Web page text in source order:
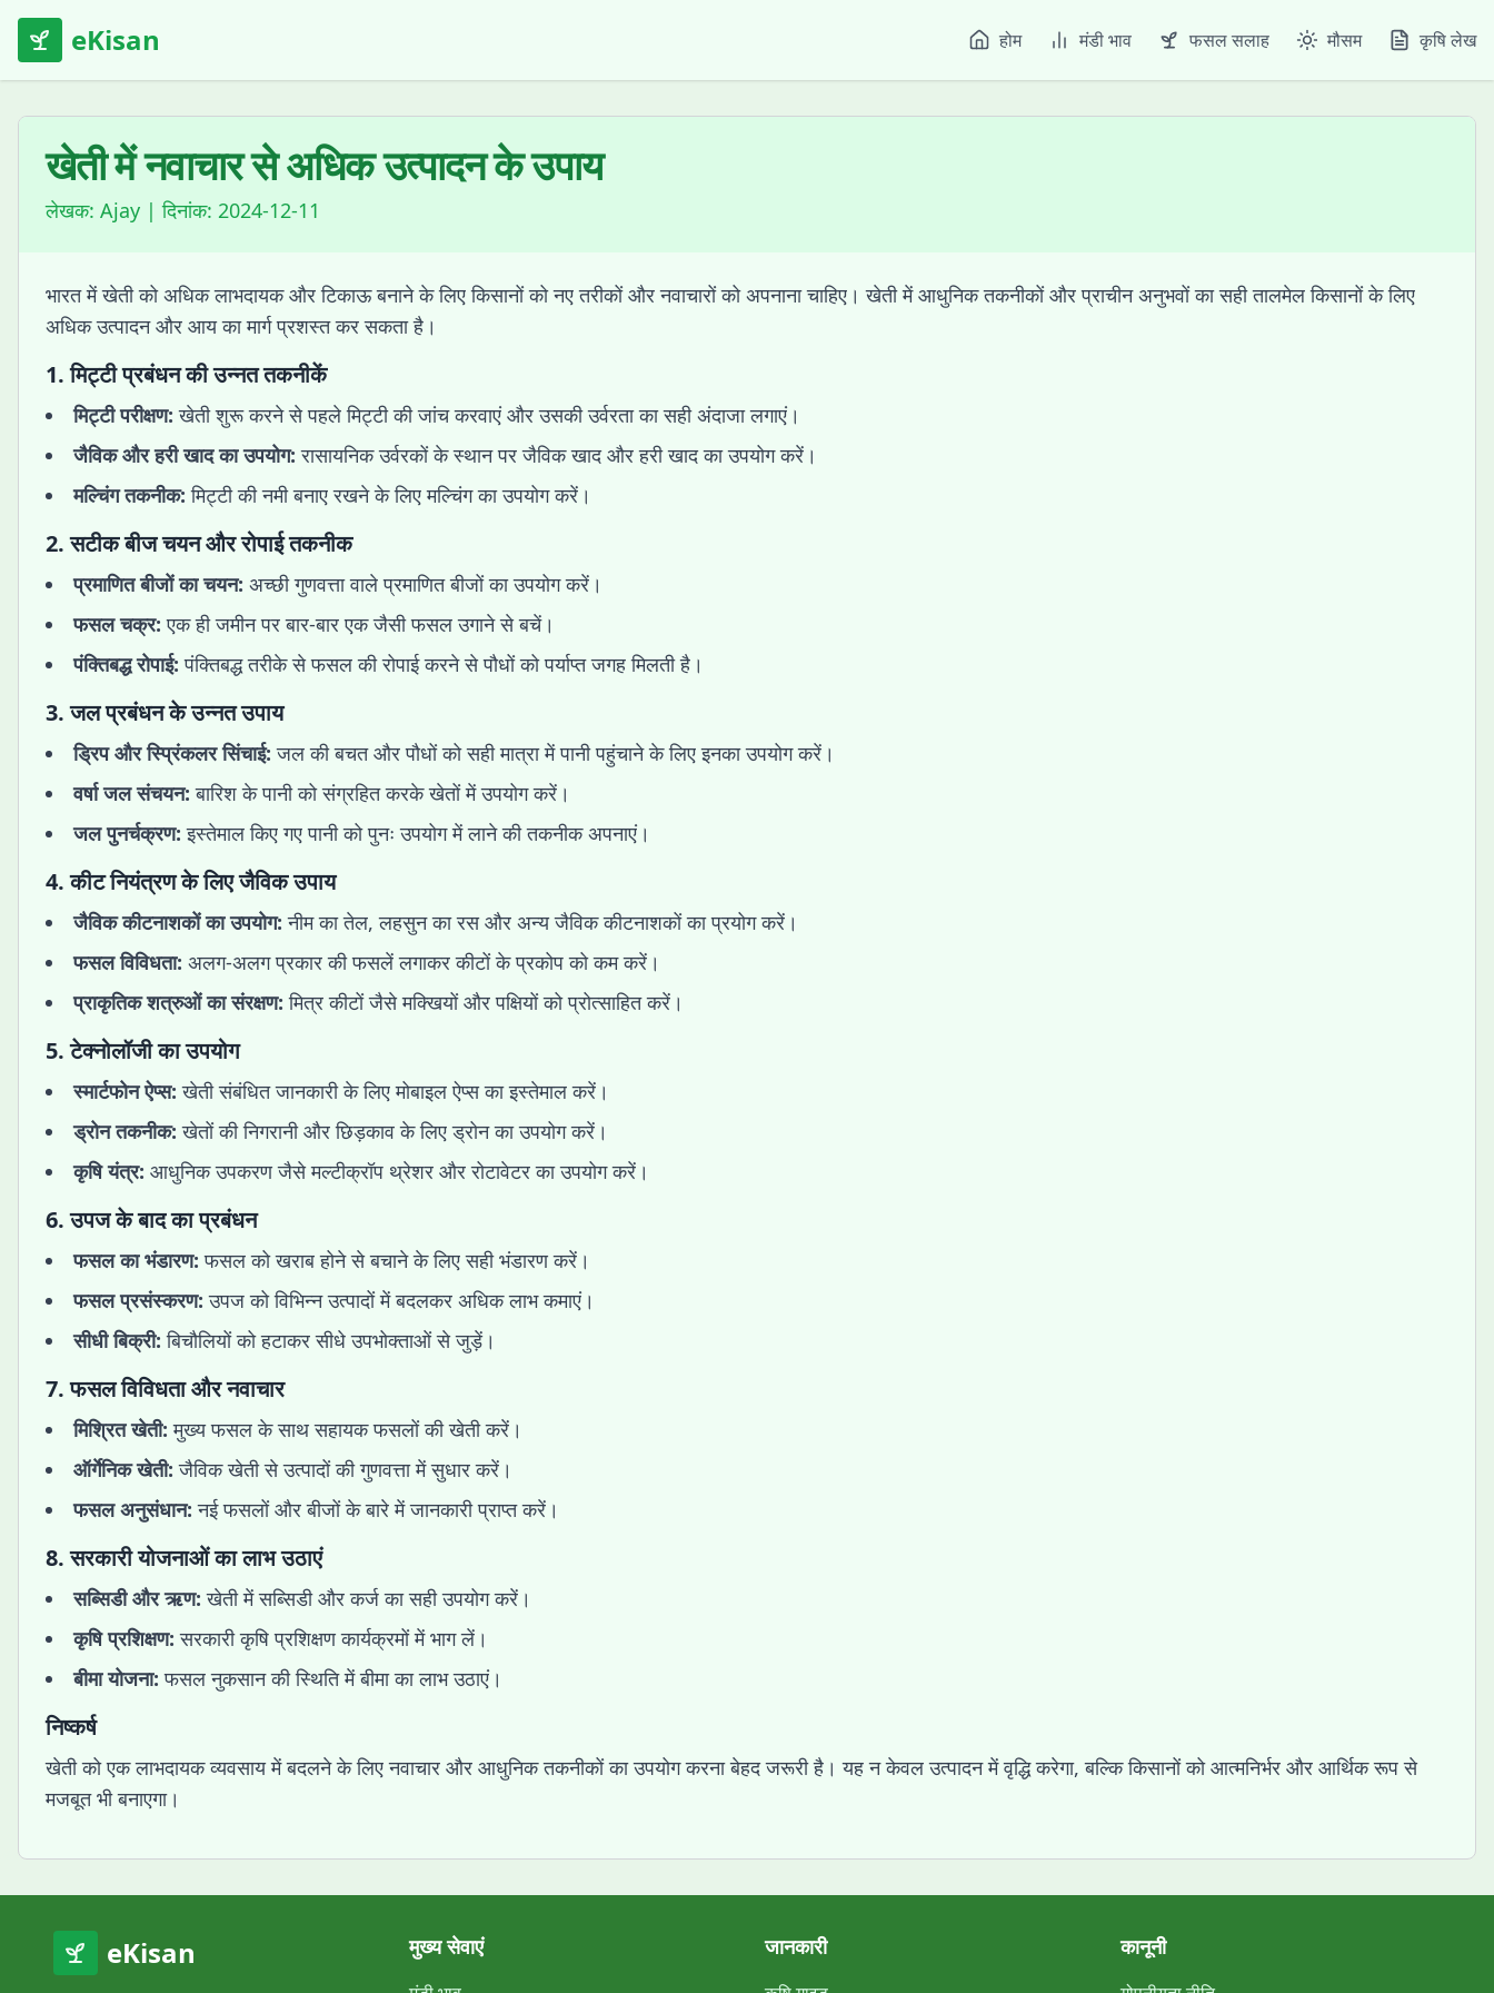
eKisan होम मंडी भाव फसल सलाह मौसम कृषि लेख
खेती में नवाचार से अधिक उत्पादन के उपाय
लेखक: Ajay | दिनांक: 2024-12-11
भारत में खेती को अधिक लाभदायक और टिकाऊ बनाने के लिए किसानों को नए तरीकों और नवाचारों को अपनाना चाहिए। खेती में आधुनिक तकनीकों और प्राचीन अनुभवों का सही तालमेल किसानों के लिए
अधिक उत्पादन और आय का मार्ग प्रशस्त कर सकता है।
1.मिट्टी प्रबंधन की उन्नत तकनीकें
मिट्टी परीक्षण: खेती शुरू करने से पहले मिट्टी की जांच करवाएं और उसकी उर्वरता का सही अंदाजा लगाएं।
जैविक और हरी खाद का उपयोग: रासायनिक उर्वरकों के स्थान पर जैविक खाद और हरी खाद का उपयोग करें।
मल्चिंग तकनीक: मिट्टी की नमी बनाए रखने के लिए मल्चिंग का उपयोग करें।
2.सटीक बीज चयन और रोपाई तकनीक
प्रमाणित बीजों का चयन: अच्छी गुणवत्ता वाले प्रमाणित बीजों का उपयोग करें।
फसल चक्र: एक ही जमीन पर बार-बार एक जैसी फसल उगाने से बचें।
पंक्तिबद्ध रोपाई: पंक्तिबद्ध तरीके से फसल की रोपाई करने से पौधों को पर्याप्त जगह मिलती है।
3.जल प्रबंधन के उन्नत उपाय
ड्रिप और स्प्रिंकलर सिंचाई: जल की बचत और पौधों को सही मात्रा में पानी पहुंचाने के लिए इनका उपयोग करें।
वर्षा जल संचयन: बारिश के पानी को संग्रहित करके खेतों में उपयोग करें।
जल पुनर्चक्रण: इस्तेमाल किए गए पानी को पुनः उपयोग में लाने की तकनीक अपनाएं।
4.कीट नियंत्रण के लिए जैविक उपाय
जैविक कीटनाशकों का उपयोग: नीम का तेल, लहसुन का रस और अन्य जैविक कीटनाशकों का प्रयोग करें।
फसल विविधता: अलग-अलग प्रकार की फसलें लगाकर कीटों के प्रकोप को कम करें।
प्राकृतिक शत्रुओं का संरक्षण: मित्र कीटों जैसे मक्खियों और पक्षियों को प्रोत्साहित करें।
5.टेक्नोलॉजी का उपयोग
स्मार्टफोन ऐप्स: खेती संबंधित जानकारी के लिए मोबाइल ऐप्स का इस्तेमाल करें।
ड्रोन तकनीक: खेतों की निगरानी और छिड़काव के लिए ड्रोन का उपयोग करें।
कृषि यंत्र: आधुनिक उपकरण जैसे मल्टीक्रॉप थ्रेशर और रोटावेटर का उपयोग करें।
6.उपज के बाद का प्रबंधन
फसल का भंडारण: फसल को खराब होने से बचाने के लिए सही भंडारण करें।
फसल प्रसंस्करण: उपज को विभिन्न उत्पादों में बदलकर अधिक लाभ कमाएं।
सीधी बिक्री: बिचौलियों को हटाकर सीधे उपभोक्ताओं से जुड़ें।
7.फसल विविधता और नवाचार
मिश्रित खेती: मुख्य फसल के साथ सहायक फसलों की खेती करें।
ऑर्गेनिक खेती: जैविक खेती से उत्पादों की गुणवत्ता में सुधार करें।
फसल अनुसंधान: नई फसलों और बीजों के बारे में जानकारी प्राप्त करें।
8.सरकारी योजनाओं का लाभ उठाएं
सब्सिडी और ऋण: खेती में सब्सिडी और कर्ज का सही उपयोग करें।
कृषि प्रशिक्षण: सरकारी कृषि प्रशिक्षण कार्यक्रमों में भाग लें।
बीमा योजना: फसल नुकसान की स्थिति में बीमा का लाभ उठाएं।
निष्कर्ष
खेती को एक लाभदायक व्यवसाय में बदलने के लिए नवाचार और आधुनिक तकनीकों का उपयोग करना बेहद जरूरी है। यह न केवल उत्पादन में वृद्धि करेगा, बल्कि किसानों को आत्मनिर्भर और आर्थिक रूप से
मजबूत भी बनाएगा।
eKisan मुख्य सेवाएं जानकारी कानूनी